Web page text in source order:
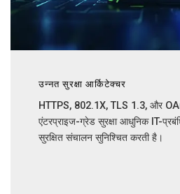
उन्नत सुरक्षा आर्किटेक्चर
HTTPS, 802.1X, TLS 1.3, और
एंटरप्राइज-ग्रेड सुरक्षा आधुनिक IT-
सुरक्षित संचालन सुनिश्चित करती है।